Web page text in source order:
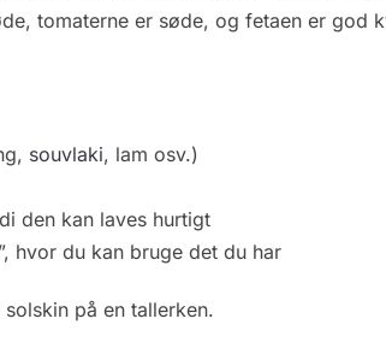
tomaterne er søde, og fetaen er god
souvlaki, lam osv.)
den kan laves hurtigt
hvor du kan bruge det du har
på en tallerken.